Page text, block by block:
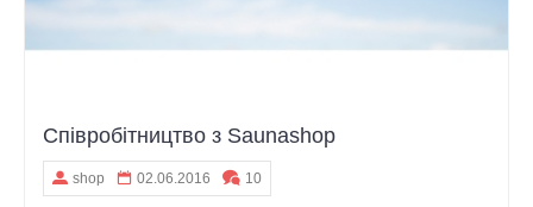
Співробітництво з Saunashop
shop 02.06.2016 10